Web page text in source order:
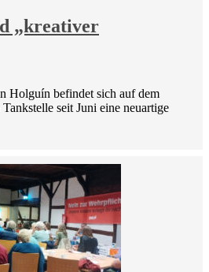
„kreativer
Holguín befindet sich auf dem
seit Juni eine neuartige